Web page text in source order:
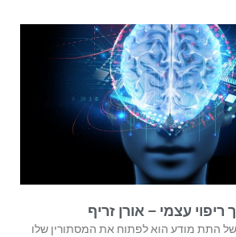
ריפוי עצמי – אורן זריף
התת מודע הוא לפתוח את המסתורין שלו